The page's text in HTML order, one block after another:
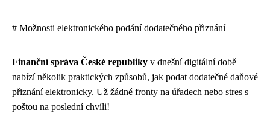
# Možnosti elektronického podání dodatečného přiznání
Finanční správa České republiky v dnešní digitální době
nabízí několik praktických způsobů, jak podat dodatečné daňové
přiznání elektronicky. Už žádné fronty na úřadech nebo stres s
poštou na poslední chvíli!